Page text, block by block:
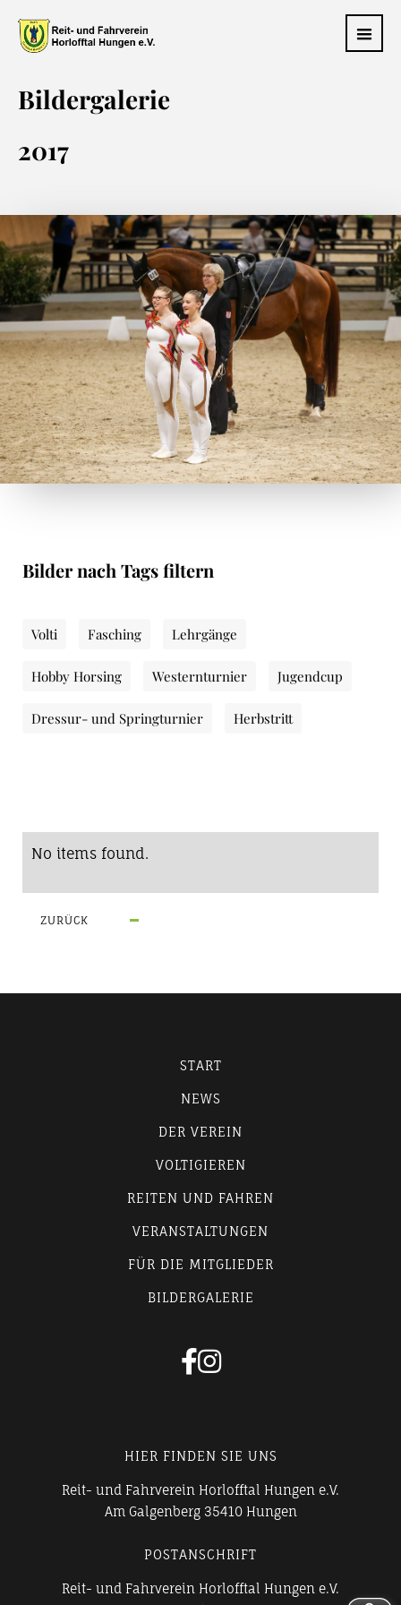
Bildergalerie
2017
Bilder nach Tags filtern
Volti Fasching Lehrgänge
Hobby Horsing Westernturnier Jugendcup
Dressur- und Springturnier Herbstritt
No items found.
ZURÜCK
START
NEWS
DER VEREIN
VOLTIGIEREN
REITEN UND FAHREN
VERANSTALTUNGEN
FÜR DIE MITGLIEDER
BILDERGALERIE

HIER FINDEN SIE UNS
Reit- und Fahrverein Horlofftal Hungen e.V.
Am Galgenberg 35410 Hungen
POSTANSCHRIFT
Reit- und Fahrverein Horlofftal Hungen e.V.